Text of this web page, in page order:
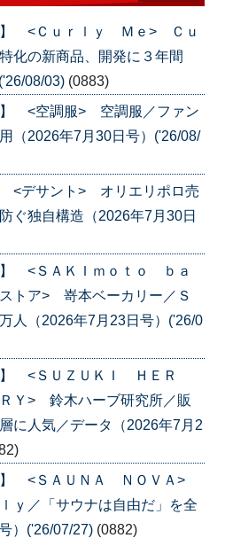
】 <Ｃｕｒｌｙ Ｍｅ> Ｃｕ
化の新商品、開発に３年間
08/03) (0883)
<空調服> 空調服／ファン
（2026年7月30日号）('26/08/
<デサント> オリエリポロ売
ぐ独自構造（2026年7月30日
<ＳＡＫＩｍｏｔｏ ｂａ
トア> 嵜本ベーカリー／Ｓ
人（2026年7月23日号）('26/0
<ＳＵＺＵＫＩ ＨＥＲ
Ｙ> 鈴木ハーブ研究所／販
に人気／データ（2026年7月2
】 <ＳＡＵＮＡ ＮＯＶＡ>
ｙ／「サウナは自由だ」を全
）('26/07/27) (0882)